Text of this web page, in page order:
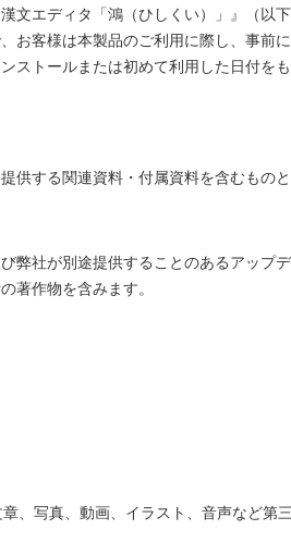
エディタ「鴻（ひしくい）」』（以
客様は本製品のご利用に際し、事前
トールまたは初めて利用した日付を
する関連資料・付属資料を含むものと
弊社が別途提供することのあるアップ
著作物を含みます。
写真、動画、イラスト、音声など第